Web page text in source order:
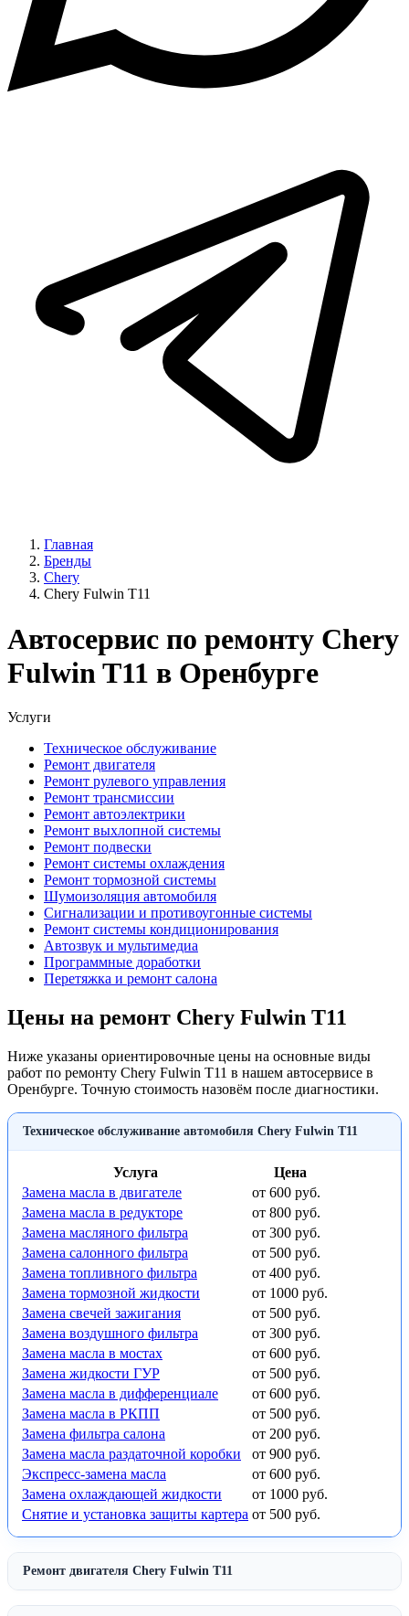
Главная
Бренды
Chery
Chery Fulwin T11
Автосервис по ремонту Chery
Fulwin T11 в Оренбурге
Услуги
Техническое обслуживание
Ремонт двигателя
Ремонт рулевого управления
Ремонт трансмиссии
Ремонт автоэлектрики
Ремонт выхлопной системы
Ремонт подвески
Ремонт системы охлаждения
Ремонт тормозной системы
Шумоизоляция автомобиля
Сигнализации и противоугонные системы
Ремонт системы кондиционирования
Автозвук и мультимедиа
Программные доработки
Перетяжка и ремонт салона
Цены на ремонт Chery Fulwin T11
Ниже указаны ориентировочные цены на основные виды
работ по ремонту Chery Fulwin T11 в нашем автосервисе в
Оренбурге. Точную стоимость назовём после диагностики.
Техническое обслуживание автомобиля Chery Fulwin T11
Услуга
Цена
Замена масла в двигателе
от 600 руб.
Замена масла в редукторе
от 800 руб.
Замена масляного фильтра
от 300 руб.
Замена салонного фильтра
от 500 руб.
Замена топливного фильтра
от 400 руб.
Замена тормозной жидкости
от 1000 руб.
Замена свечей зажигания
от 500 руб.
Замена воздушного фильтра
от 300 руб.
Замена масла в мостах
от 600 руб.
Замена жидкости ГУР
от 500 руб.
Замена масла в дифференциале
от 600 руб.
Замена масла в РКПП
от 500 руб.
Замена фильтра салона
от 200 руб.
Замена масла раздаточной коробки
от 900 руб.
Экспресс-замена масла
от 600 руб.
Замена охлаждающей жидкости
от 1000 руб.
Снятие и установка защиты картера от 500 руб.
Ремонт двигателя Chery Fulwin T11